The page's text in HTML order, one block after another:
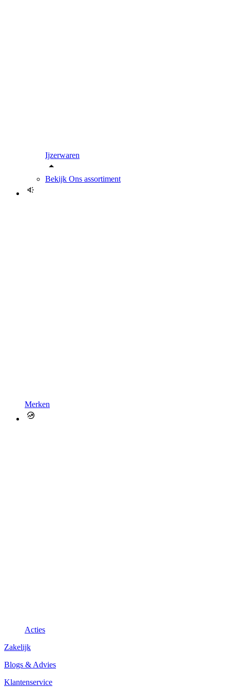
Ijzerwaren
Bekijk Ons assortiment
Merken
Acties
Zakelijk
Blogs & Advies
Klantenservice